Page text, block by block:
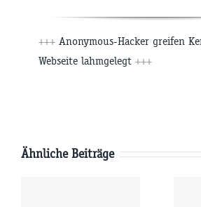
+++ Anonymous-Hacker greifen
Webseite lahmgelegt +++
Ähnliche Beiträge